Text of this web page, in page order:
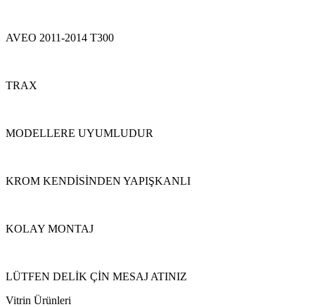
AVEO 2011-2014 T300
TRAX
MODELLERE UYUMLUDUR
KROM KENDİSİNDEN YAPIŞKANLI
KOLAY MONTAJ
LÜTFEN DELİK ÇİN MESAJ ATINIZ
Vitrin Ürünleri